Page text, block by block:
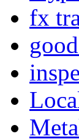
fx